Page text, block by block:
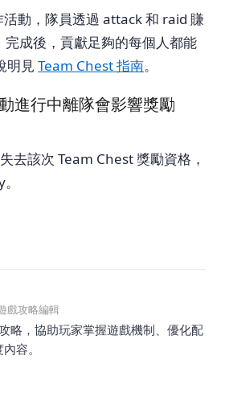
動，隊員透過 attack 和 raid 賺
成後，貢獻足夠的每個人都能
明見 Team Chest 指南。
進行中離隊會影響獎勵
去該次 Team Chest 獎勵資格，
戲攻略編輯
略，協助玩家掌握遊戲機制、優化配
容。